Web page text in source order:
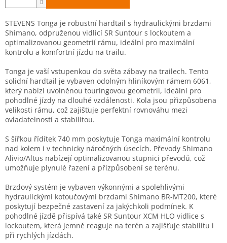
STEVENS Tonga je robustní hardtail s hydraulickými brzdami
Shimano, odpruženou vidlicí SR Suntour s lockoutem a
optimalizovanou geometrií rámu, ideální pro maximální
kontrolu a komfortní jízdu na trailu.
Tonga je vaší vstupenkou do světa zábavy na trailech. Tento
solidní hardtail je vybaven odolným hliníkovým rámem 6061,
který nabízí uvolněnou touringovou geometrii, ideální pro
pohodlné jízdy na dlouhé vzdálenosti. Kola jsou přizpůsobena
velikosti rámu, což zajišťuje perfektní rovnováhu mezi
ovladatelností a stabilitou.
S šířkou řídítek 740 mm poskytuje Tonga maximální kontrolu
nad kolem i v technicky náročných úsecích. Převody Shimano
Alivio/Altus nabízejí optimalizovanou stupnici převodů, což
umožňuje plynulé řazení a přizpůsobení se terénu.
Brzdový systém je vybaven výkonnými a spolehlivými
hydraulickými kotoučovými brzdami Shimano BR-MT200, které
poskytují bezpečné zastavení za jakýchkoli podmínek. K
pohodlné jízdě přispívá také SR Suntour XCM HLO vidlice s
lockoutem, která jemně reaguje na terén a zajišťuje stabilitu i
při rychlých jízdách.